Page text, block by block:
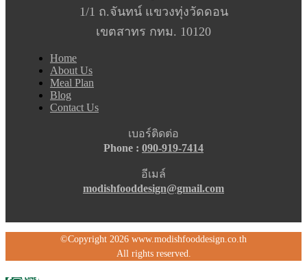
1/1 ถ.จันทน์ แขวงทุ่งวัดดอน
เขตสาทร กทม. 10120
Home
About Us
Meal Plan
Blog
Contact Us
เบอร์ติดต่อ
Phone : 090-919-7414
อีเมล์
modishfooddesign@gmail.com
©Copyright 2026 www.modishfooddesign.co.th
All rights reserved.